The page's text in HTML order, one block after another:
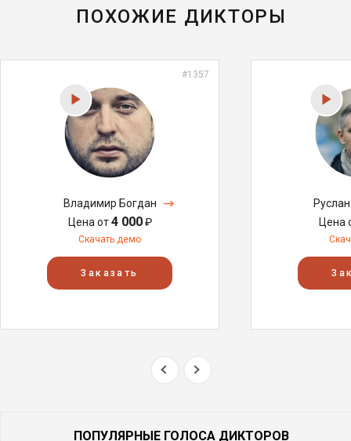
ПОХОЖИЕ ДИКТОРЫ
#1357
Владимир Богдан
Цена от4 000₽
Скачать демо
Заказать
Цена
ПОПУЛЯРНЫЕ ГОЛОСА ДИКТОРОВ